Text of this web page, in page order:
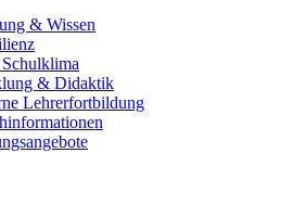
& Wissen
& Didaktik
Lehrerfortbildung